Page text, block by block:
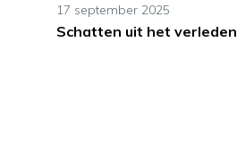
17 september 2025
Schatten uit het verleden